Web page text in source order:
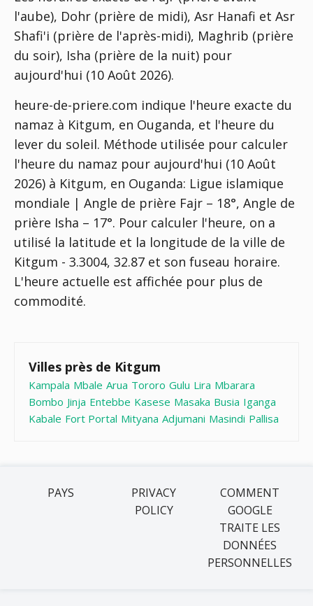
l'aube), Dohr (prière de midi), Asr Hanafi et Asr
Shafi'i (prière de l'après-midi), Maghrib (prière
du soir), Isha (prière de la nuit) pour
aujourd'hui (10 Août 2026).
heure-de-priere.com indique l'heure exacte du
namaz à Kitgum, en Ouganda, et l'heure du
lever du soleil. Méthode utilisée pour calculer
l'heure du namaz pour aujourd'hui (10 Août
2026) à Kitgum, en Ouganda: Ligue islamique
mondiale | Angle de prière Fajr – 18°, Angle de
prière Isha – 17°. Pour calculer l'heure, on a
utilisé la latitude et la longitude de la ville de
Kitgum - 3.3004, 32.87 et son fuseau horaire.
L'heure actuelle est affichée pour plus de
commodité.
Villes près de Kitgum
Kampala Mbale Arua Tororo Gulu Lira Mbarara
Bombo Jinja Entebbe Kasese Masaka Busia Iganga
Kabale Fort Portal Mityana Adjumani Masindi Pallisa
PAYS
PRIVACY
POLICY
COMMENT
GOOGLE
TRAITE LES
DONNÉES
PERSONNELLES